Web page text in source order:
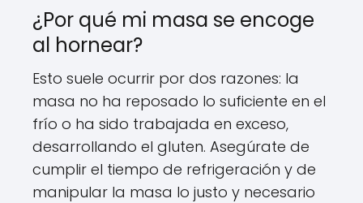
¿Por qué mi masa se encoge
al hornear?
Esto suele ocurrir por dos razones: la
masa no ha reposado lo suficiente en el
frío o ha sido trabajada en exceso,
desarrollando el gluten. Asegúrate de
cumplir el tiempo de refrigeración y de
manipular la masa lo justo y necesario